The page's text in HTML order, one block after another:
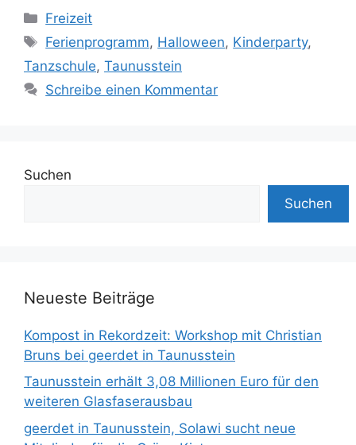
Kategorien
Freizeit
Schlagwörter
Ferienprogramm, Halloween, Kinderparty,
Tanzschule, Taunusstein
Schreibe einen Kommentar
Suchen
Suchen
Neueste Beiträge
Kompost in Rekordzeit: Workshop mit Christian
Bruns bei geerdet in Taunusstein
Taunusstein erhält 3,08 Millionen Euro für den
weiteren Glasfaserausbau
geerdet in Taunusstein, Solawi sucht neue